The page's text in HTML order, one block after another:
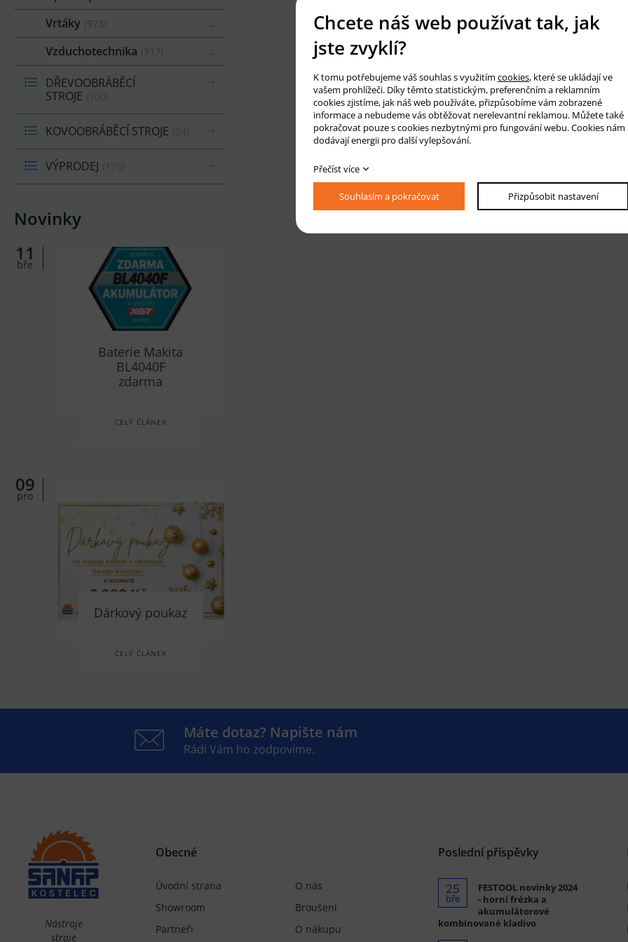
Vrtáky
Vzduchotechnika
DŘEVOOBRÁBĚCÍ
STROJE
KOVOOBRÁBĚCÍ STROJE
VÝPRODEJ
Novinky
11
bře
Baterie Makita
BL4040F
zdarma
CELÝ ČLÁNEK
09
pro
Dárkový poukaz
CELÝ ČLÁNEK
Máte dotaz? Napište nám
Rádi Vám ho zodpovíme.
Nástroje
stroje
Obecné
Úvodní strana
O nás
Showroom
Broušení
Partneři
O nákupu
Poslední příspěvky
25
bře
FESTOOL novinky 2024
- horní frézka a
akumulátorové
kombinované kladivo
Chcete náš web používat tak, jak
jste zvyklí?
K tomu potřebujeme váš souhlas s využitím cookies, které se ukládají ve
vašem prohlížeči. Díky těmto statistickým, preferenčním a reklamním
cookies zjistíme, jak náš web používáte, přizpůsobíme vám zobrazené
informace a nebudeme vás obtěžovat nerelevantní reklamou. Můžete také
pokračovat pouze s cookies nezbytnými pro fungování webu. Cookies nám
dodávají energii pro další vylepšování.
Přečíst více
Souhlasím a pokračovat Přizpůsobit nastavení